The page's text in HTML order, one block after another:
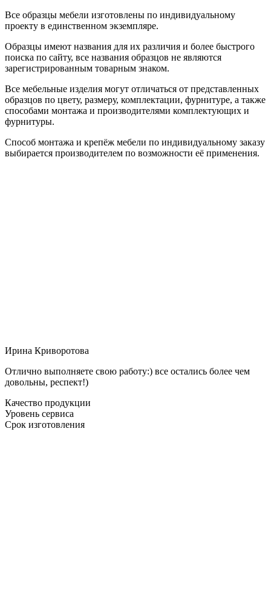
Все образцы мебели изготовлены по индивидуальному
проекту в единственном экземпляре.
Образцы имеют названия для их различия и более быстрого
поиска по сайту, все названия образцов не являются
зарегистрированным товарным знаком.
Все мебельные изделия могут отличаться от представленных
образцов по цвету, размеру, комплектации, фурнитуре, а также
способами монтажа и производителями комплектующих и
фурнитуры.
Способ монтажа и крепёж мебели по индивидуальному заказу
выбирается производителем по возможности её применения.
Ирина Криворотова
Отлично выполняете свою работу:) все остались более чем
довольны, респект!)
Качество продукции
Уровень сервиса
Срок изготовления